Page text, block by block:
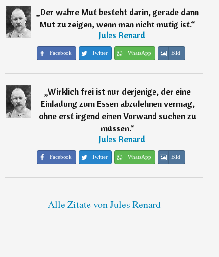
„Der wahre Mut besteht darin, gerade dann
Mut zu zeigen, wenn man nicht mutig ist.“
―Jules Renard
Facebook Twitter WhatsApp Bild
„Wirklich frei ist nur derjenige, der eine
Einladung zum Essen abzulehnen vermag,
ohne erst irgend einen Vorwand suchen zu
müssen.“
―Jules Renard
Facebook Twitter WhatsApp Bild
Alle Zitate von Jules Renard